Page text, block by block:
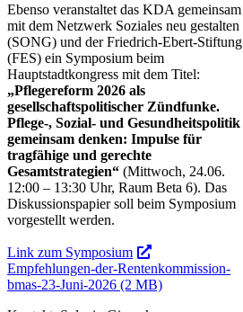
Ebenso veranstaltet das KDA gemeinsam
mit dem Netzwerk Soziales neu gestalten
(SONG) und der Friedrich-Ebert-Stiftung
(FES) ein Symposium beim
Hauptstadtkongress mit dem Titel:
„Pflegereform 2026 als
gesellschaftspolitischer Zündfunke.
Pflege-, Sozial- und Gesundheitspolitik
gemeinsam denken: Impulse für
tragfähige und gerechte
Gesamtstrategien“ (Mittwoch, 24.06.
12:00 – 13:30 Uhr, Raum Beta 6). Das
Diskussionspapier soll beim Symposium
vorgestellt werden.
Link zum Symposium
Empfehlungen-der-Rentenkommission-
bmas-23-Juni-2026